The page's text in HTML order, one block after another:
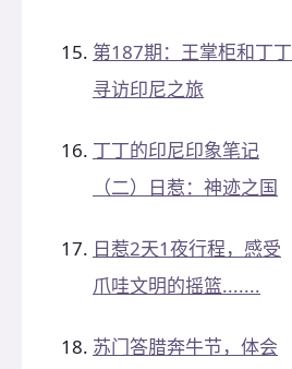
第187期：王掌柜和丁丁
寻访印尼之旅
丁丁的印尼印象笔记
（二）日惹：神迹之国
日惹2天1夜行程，感受
爪哇文明的摇篮.......
苏门答腊奔牛节，体会